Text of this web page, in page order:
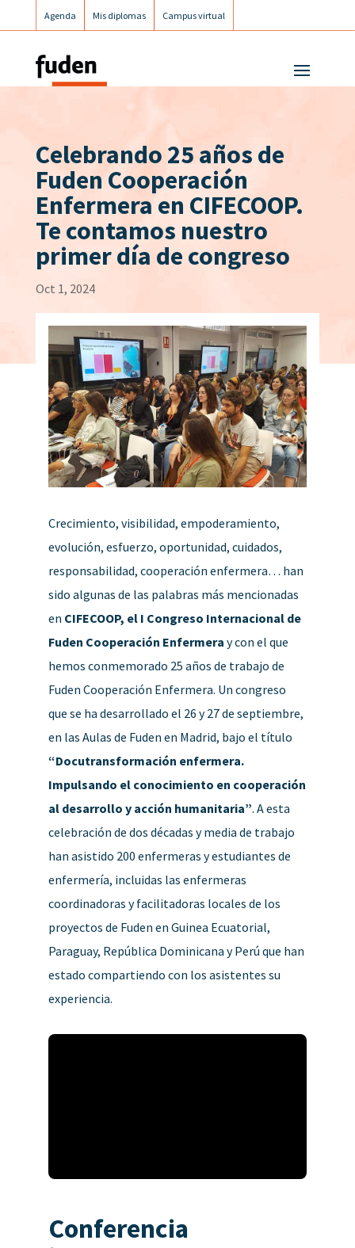
Agenda Mis diplomas Campus virtual
Celebrando 25 años de
Fuden Cooperación
Enfermera en CIFECOOP.
Te contamos nuestro
primer día de congreso
Oct 1, 2024
Crecimiento, visibilidad, empoderamiento,
evolución, esfuerzo, oportunidad, cuidados,
responsabilidad, cooperación enfermera… han
sido algunas de las palabras más mencionadas
en CIFECOOP, el I Congreso Internacional de
Fuden Cooperación Enfermera y con el que
hemos conmemorado 25 años de trabajo de
Fuden Cooperación Enfermera. Un congreso
que se ha desarrollado el 26 y 27 de septiembre,
en las Aulas de Fuden en Madrid, bajo el título
“Docutransformación enfermera.
Impulsando el conocimiento en cooperación
al desarrollo y acción humanitaria”. A esta
celebración de dos décadas y media de trabajo
han asistido 200 enfermeras y estudiantes de
enfermería, incluidas las enfermeras
coordinadoras y facilitadoras locales de los
proyectos de Fuden en Guinea Ecuatorial,
Paraguay, República Dominicana y Perú que han
estado compartiendo con los asistentes su
experiencia.
Conferencia